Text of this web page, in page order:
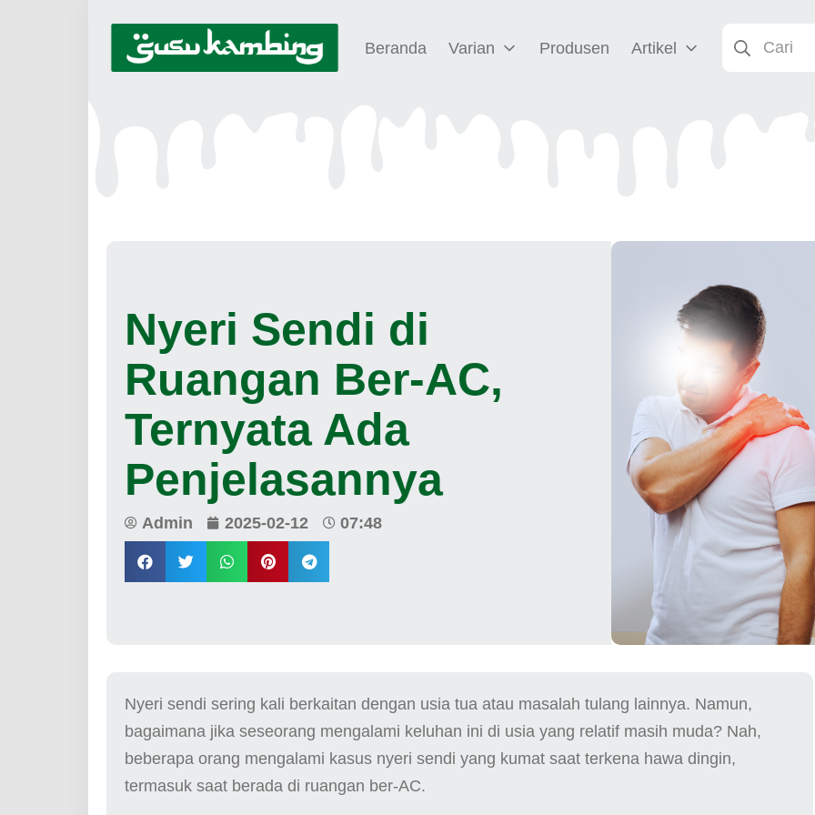
Beranda Varian Produsen Artikel
Nyeri Sendi di
Ruangan Ber-AC,
Ternyata Ada
Penjelasannya
Admin 2025-02-12 07:48
Nyeri sendi sering kali berkaitan dengan usia tua atau masalah tulang lainnya. Namun,
bagaimana jika seseorang mengalami keluhan ini di usia yang relatif masih muda? Nah,
beberapa orang mengalami kasus nyeri sendi yang kumat saat terkena hawa dingin,
termasuk saat berada di ruangan ber-AC.